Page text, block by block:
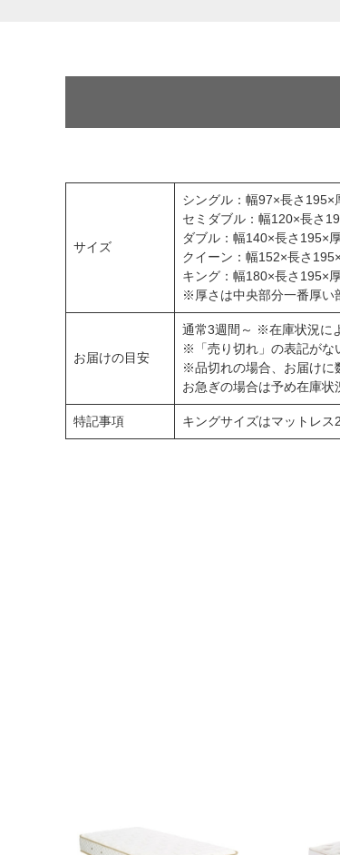
サイズ
シングル：幅97×長さ195×
セミダブル：幅120×長さ
ダブル：幅140×長さ195×
クイーン：幅152×長さ
キング：幅180×長さ195×
※厚さは中央部分一番厚い
お届けの目安
通常3週間～ ※在庫状況に
※「売り切れ」の表記がな
※品切れの場合、お届けに
お急ぎの場合は予め在庫状
特記事項 キングサイズはマットレス